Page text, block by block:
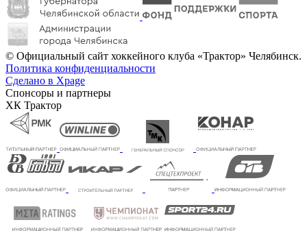
© Официальный сайт хоккейного клуба «Трактор» Челябинск.
Политика конфиденциальности
Сделано в Xpage
Спонсоры и партнеры
ХК Трактор